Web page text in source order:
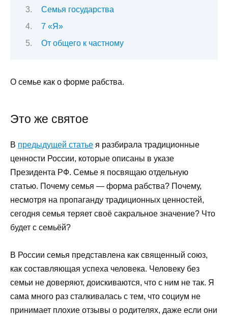
Семья государства
7 «Я»
От общего к частному
О семье как о форме рабства.
Это же святое
В предыдущей статье я разбирала традиционные
ценности России, которые описаны в указе
Президента РФ. Семье я посвящаю отдельную
статью. Почему семья — форма рабства? Почему,
несмотря на пропаганду традиционных ценностей,
сегодня семья теряет своё сакральное значение? Что
будет с семьёй?
В России семья представлена как священный союз,
как составляющая успеха человека. Человеку без
семьи не доверяют, доискиваются, что с ним не так. Я
сама много раз сталкивалась с тем, что социум не
принимает плохие отзывы о родителях, даже если они